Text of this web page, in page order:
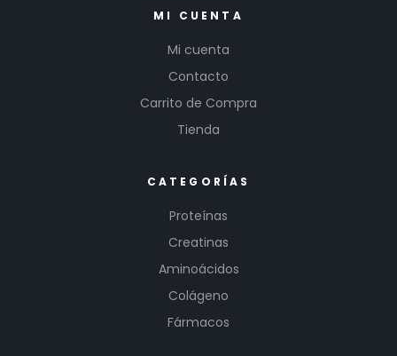
MI CUENTA
Mi cuenta
Contacto
Carrito de Compra
Tienda
CATEGORÍAS
Proteínas
Creatinas
Aminoácidos
Colágeno
Fármacos